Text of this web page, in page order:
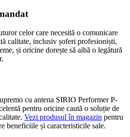
celor care necesită o comunicare
calitate, inclusiv șoferi profesioniști,
și oricine dorește să aibă o legătură
cu antena SIRIO Performer P-
pentru oricine caută o soluție de
Vezi produsul în magazin pentru
beneficiile și caracteristicile sale.